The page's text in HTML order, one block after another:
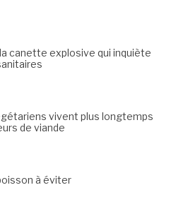
la canette explosive qui inquiète
vivent plus longtemps
de viande
à éviter